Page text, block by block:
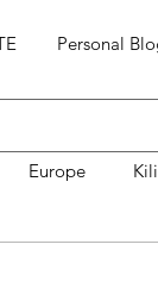
Personal
Europe